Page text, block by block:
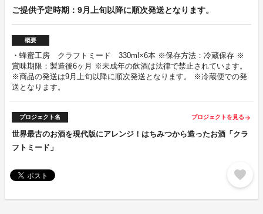
ご提供予定時期：9月上旬以降に順次発送となります。
概要
・蜂蜜工房 クラフトミード 330ml×6本 ※保存方法：冷蔵保存 ※
賞味期限：製造後6ヶ月 ※未成年の飲酒は法律で禁止されています。
※商品の発送は9月上旬以降に順次発送となります。 ※冷蔵便での発
送となります。
プロジェクト名 プロジェクトを見る arrow_forward
世界最古のお酒を現代版にアレンジ！はちみつから造ったお酒「クラ
フトミード」
favorite